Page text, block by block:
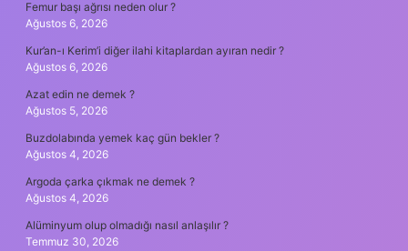
Femur başı ağrısı neden olur ?
Ağustos 6, 2026
Kur’an-ı Kerim’i diğer ilahi kitaplardan ayıran nedir ?
Ağustos 6, 2026
Azat edin ne demek ?
Ağustos 5, 2026
Buzdolabında yemek kaç gün bekler ?
Ağustos 4, 2026
Argoda çarka çıkmak ne demek ?
Ağustos 4, 2026
Alüminyum olup olmadığı nasıl anlaşılır ?
Temmuz 30, 2026